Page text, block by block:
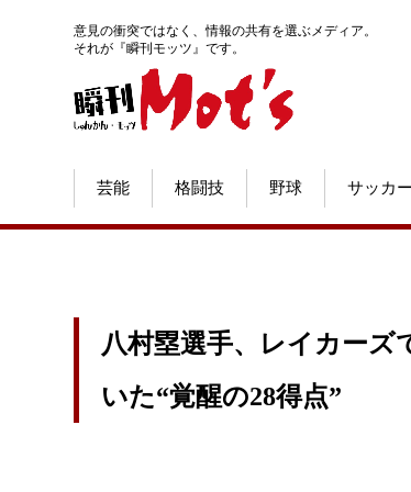
意見の衝突ではなく、情報の共有を選ぶメディア。
それが『瞬刊モッツ』です。
芸能 格闘技 野球 サッカー
八村塁選手、レイカー
いた“覚醒の28得点”